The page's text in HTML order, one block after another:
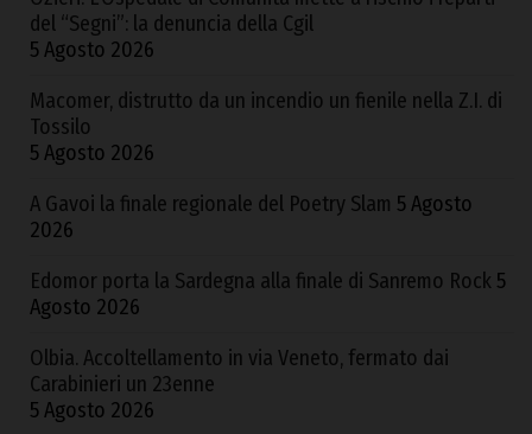
del “Segni”: la denuncia della Cgil
5 Agosto 2026
Macomer, distrutto da un incendio un fienile nella Z.I. di
Tossilo
5 Agosto 2026
A Gavoi la finale regionale del Poetry Slam 5 Agosto
2026
Edomor porta la Sardegna alla finale di Sanremo Rock 5
Agosto 2026
Olbia. Accoltellamento in via Veneto, fermato dai
Carabinieri un 23enne
5 Agosto 2026